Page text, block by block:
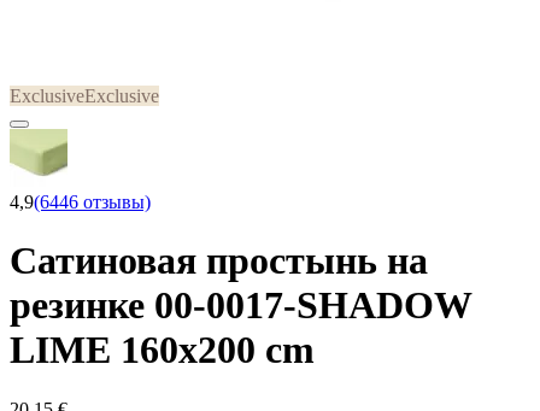
ExclusiveExclusive
4,9(6446 отзывы)
Сатиновая простынь на
резинке 00-0017-SHADOW
LIME 160x200 cm